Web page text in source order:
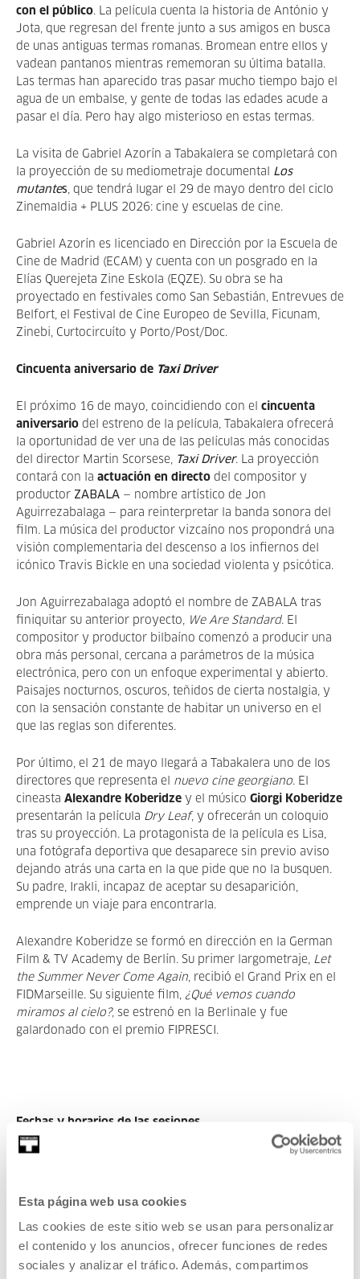
Esta página web usa cookies
Las cookies de este sitio web se usan para personalizar
el contenido y los anuncios, ofrecer funciones de redes
sociales y analizar el tráfico. Además, compartimos
con el público. La película cuenta la historia de António y
Jota, que regresan del frente junto a sus amigos en busca
de unas antiguas termas romanas. Bromean entre ellos y
vadean pantanos mientras rememoran su última batalla.
Las termas han aparecido tras pasar mucho tiempo bajo el
agua de un embalse, y gente de todas las edades acude a
pasar el día. Pero hay algo misterioso en estas termas.
La visita de Gabriel Azorín a Tabakalera se completará con
la proyección de su mediometraje documental Los
mutantes, que tendrá lugar el 29 de mayo dentro del ciclo
Zinemaldia + PLUS 2026: cine y escuelas de cine.
Gabriel Azorín es licenciado en Dirección por la Escuela de
Cine de Madrid (ECAM) y cuenta con un posgrado en la
Elías Querejeta Zine Eskola (EQZE). Su obra se ha
proyectado en festivales como San Sebastián, Entrevues de
Belfort, el Festival de Cine Europeo de Sevilla, Ficunam,
Zinebi, Curtocircuíto y Porto/Post/Doc.
Cincuenta aniversario de Taxi Driver
El próximo 16 de mayo, coincidiendo con el cincuenta
aniversario del estreno de la película, Tabakalera ofrecerá
la oportunidad de ver una de las películas más conocidas
del director Martin Scorsese, Taxi Driver. La proyección
contará con la actuación en directo del compositor y
productor ZABALA — nombre artístico de Jon
Aguirrezabalaga — para reinterpretar la banda sonora del
film. La música del productor vizcaíno nos propondrá una
visión complementaria del descenso a los infiernos del
icónico Travis Bickle en una sociedad violenta y psicótica.
Jon Aguirrezabalaga adoptó el nombre de ZABALA tras
finiquitar su anterior proyecto, We Are Standard. El
compositor y productor bilbaíno comenzó a producir una
obra más personal, cercana a parámetros de la música
electrónica, pero con un enfoque experimental y abierto.
Paisajes nocturnos, oscuros, teñidos de cierta nostalgia, y
con la sensación constante de habitar un universo en el
que las reglas son diferentes.
Por último, el 21 de mayo llegará a Tabakalera uno de los
directores que representa el nuevo cine georgiano. El
cineasta Alexandre Koberidze y el músico Giorgi Koberidze
presentarán la película Dry Leaf, y ofrecerán un coloquio
tras su proyección. La protagonista de la película es Lisa,
una fotógrafa deportiva que desaparece sin previo aviso
dejando atrás una carta en la que pide que no la busquen.
Su padre, Irakli, incapaz de aceptar su desaparición,
emprende un viaje para encontrarla.
Alexandre Koberidze se formó en dirección en la German
Film & TV Academy de Berlín. Su primer largometraje, Let
the Summer Never Come Again, recibió el Grand Prix en el
FIDMarseille. Su siguiente film, ¿Qué vemos cuando
miramos al cielo?, se estrenó en la Berlinale y fue
galardonado con el premio FIPRESCI.
Fechas y horarios de las sesiones
Scorsese con música en directo de Zabala.
• 21 de mayo, 19:00h – Cine contemporáneo:Dry Leaf